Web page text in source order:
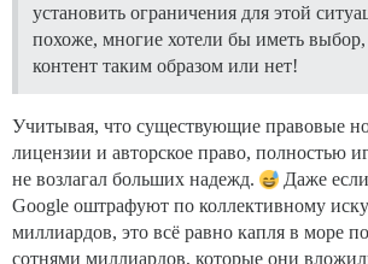
установить ограничения для этой
похоже, многие хотели бы иметь выбор,
контент таким образом или нет!
Учитывая, что существующие правовые
лицензии и авторское право, полностью
не возлагал больших надежд.
Даже
Google оштрафуют по коллективному
миллиардов, это всё равно капля в море
сотнями миллиардов, которые они